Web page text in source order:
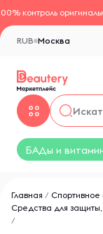
контроль
Москва
RUB
БАДы и
Главная / Спортивное
Средства для
/